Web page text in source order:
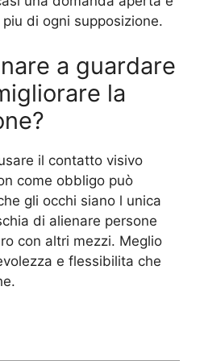
di ogni supposizione.
a guardare
la
il contatto visivo
come obbligo può
gli occhi siano l unica
di alienare persone
con altri mezzi. Meglio
e flessibilita che